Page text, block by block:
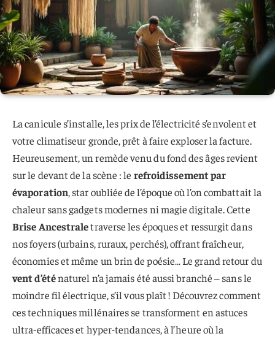
La canicule s’installe, les prix de l’électricité s’envolent et
votre climatiseur gronde, prêt à faire exploser la facture.
Heureusement, un remède venu du fond des âges revient
sur le devant de la scène : le refroidissement par
évaporation, star oubliée de l’époque où l’on combattait la
chaleur sans gadgets modernes ni magie digitale. Cette
Brise Ancestraletraverse les époques et ressurgit dans
nos foyers (urbains, ruraux, perchés), offrant fraîcheur,
économies et même un brin de poésie… Le grand retour du
vent d’éténaturel n’a jamais été aussi branché – sans le
moindre fil électrique, s’il vous plaît ! Découvrez comment
ces techniques millénaires se transforment en astuces
ultra-efficaces et hyper-tendances, à l’heure où la